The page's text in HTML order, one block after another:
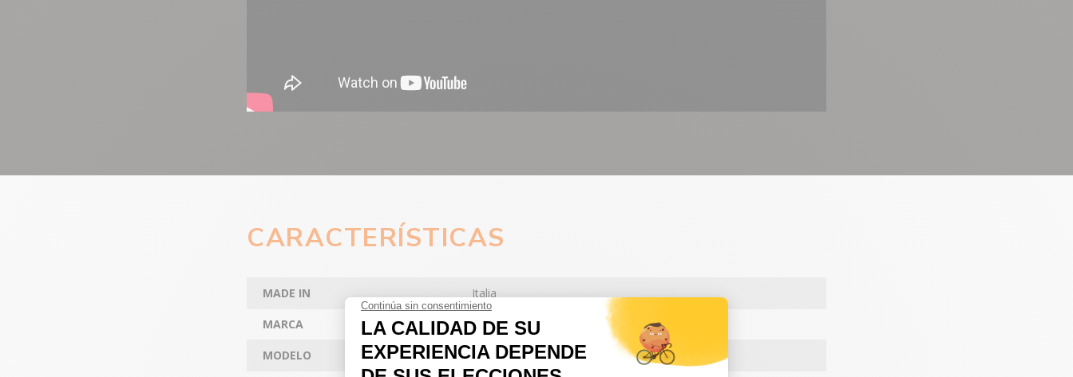
CARACTERÍSTICAS
MADE IN Italia
MARCA SMP
MODELO TAPE GRIP 2.0